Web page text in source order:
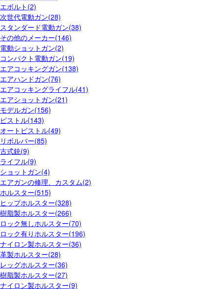
エボルト(2)
次世代電動ガン(28)
スタンダード電動ガン(38)
その他のメーカー(146)
電動ショットガン(2)
コンパクト電動ガン(19)
エアコッキングガン(138)
エアハンドガン(76)
エアコッキングライフル(41)
エアショットガン(21)
モデルガン(156)
ピストル(143)
オートピストル(49)
リボルバー(85)
古式銃(9)
ライフル(9)
ショットガン(4)
エアガンの修理、カスタム(2)
ホルスター(515)
ヒップホルスター(328)
樹脂製ホルスター(266)
ロック無しホルスター(70)
ロック有りホルスター(196)
ナイロン製ホルスター(36)
革製ホルスター(28)
レッグホルスター(36)
樹脂製ホルスター(27)
ナイロン製ホルスター(9)